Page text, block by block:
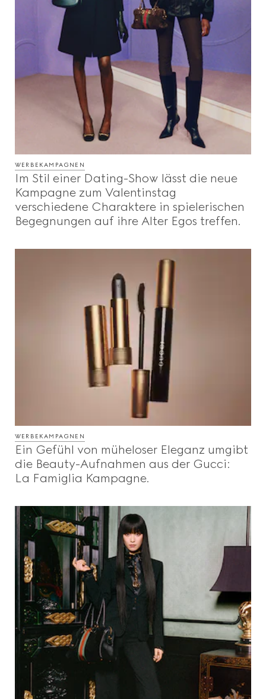
WERBEKAMPAGNEN
Im Stil einer Dating-Show lässt die neue
Kampagne zum Valentinstag
verschiedene Charaktere in spielerischen
Begegnungen auf ihre Alter Egos treffen.
WERBEKAMPAGNEN
Ein Gefühl von müheloser Eleganz umgibt
die Beauty-Aufnahmen aus der Gucci:
La Famiglia Kampagne.